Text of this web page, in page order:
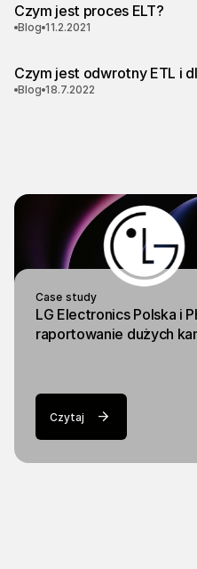
Czym jest proces ELT?
Blog 11.2.2021
Czym jest odwrotny ETL i
Blog 18.7.2022
Case study
LG Electronics Polska i
raportowanie dużych
Czytaj